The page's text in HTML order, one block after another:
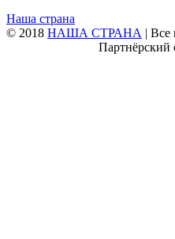
Наша страна
© 2018 НАША СТРАНА | Все
Партнёрский